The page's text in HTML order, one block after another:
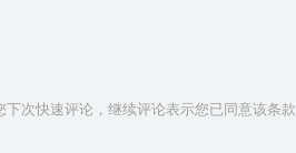
次快速评论，继续评论表示您已同意该条款